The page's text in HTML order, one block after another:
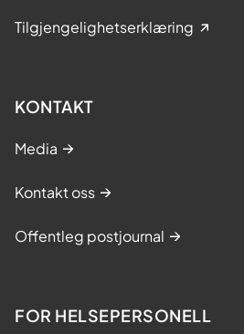
Tilgjengelighetserklæring
KONTAKT
Media
Kontakt oss
Offentleg postjournal
FOR HELSEPERSONELL